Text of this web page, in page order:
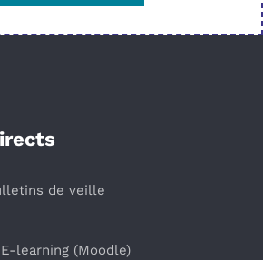
de veille
learning (Moodle)